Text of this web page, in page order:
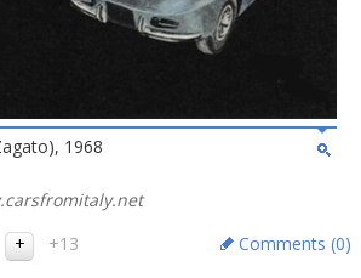
1968
+13 Comments (0)